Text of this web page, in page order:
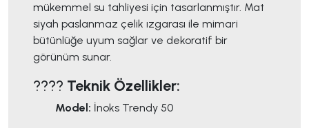
mükemmel su tahliyesi için tasarlanmıştır. Mat
siyah paslanmaz çelik ızgarası ile mimari
bütünlüğe uyum sağlar ve dekoratif bir
görünüm sunar.
???? Teknik Özellikler:
Model: İnoks Trendy 50